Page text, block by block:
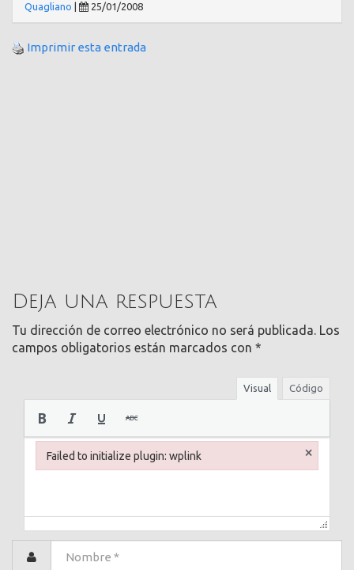
Quagliano
25/01/2008
Imprimir esta entrada
Deja una respuesta
Tu dirección de correo electrónico no será publicada. Los
campos obligatorios están marcados con *
Visual Código
Failed to initialize plugin: wplink ×
Failed to initialize plugin: wplink